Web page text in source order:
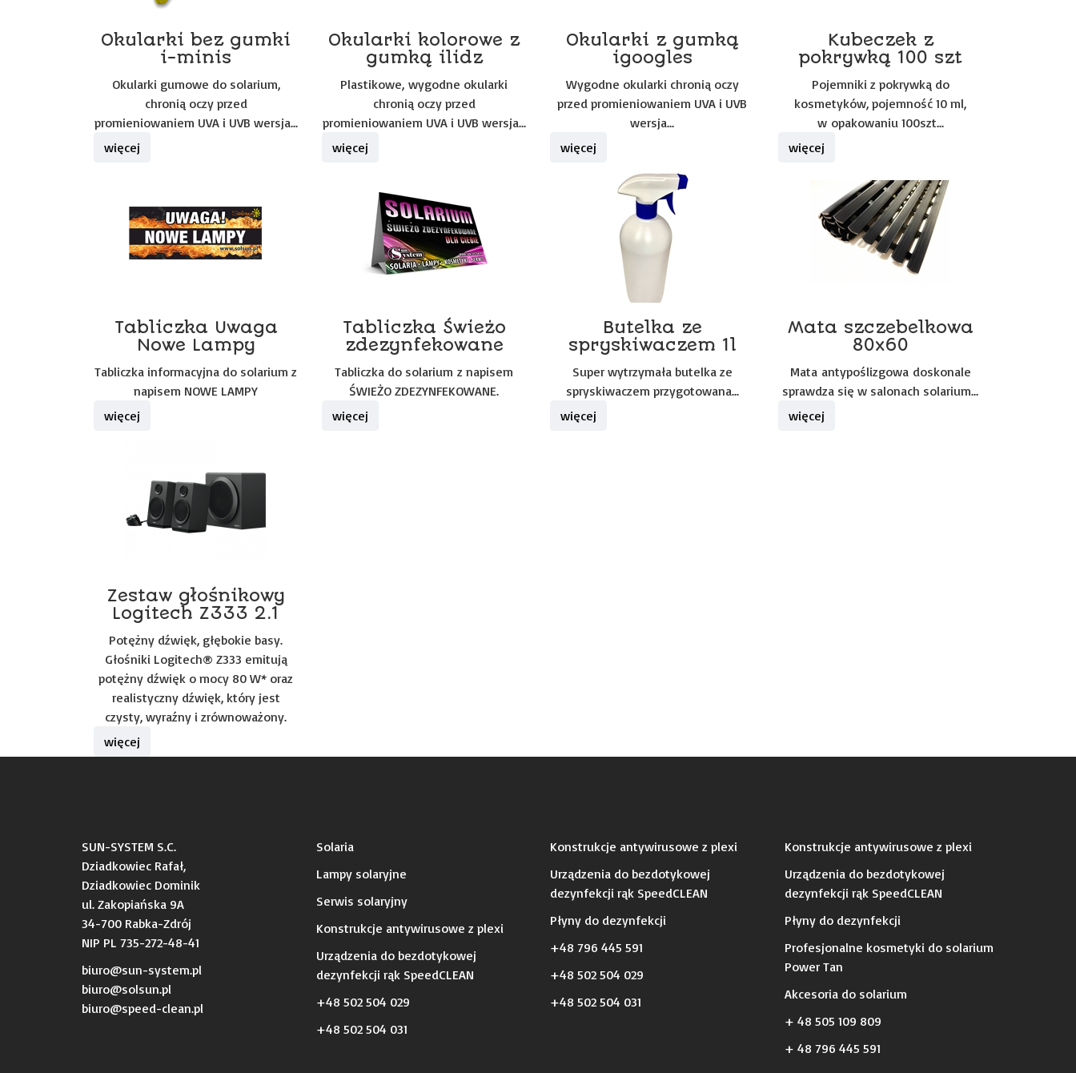
Okularki bez gumki
i-minis
Okularki gumowe do solarium,
chronią oczy przed
promieniowaniem UVA i UVB wersja...
więcej
Okularki kolorowe z
gumką ilidz
Plastikowe, wygodne okularki
chronią oczy przed
promieniowaniem UVA i UVB wersja...
więcej
Okularki z gumką
igoogles
Wygodne okularki chronią oczy
przed promieniowaniem UVA i UVB
wersja...
więcej
Kubeczek z
pokrywką 100 szt
Pojemniki z pokrywką do
kosmetyków, pojemność 10 ml,
w opakowaniu 100szt...
więcej
Tabliczka Uwaga
Nowe Lampy
Tabliczka informacyjna do solarium z
napisem NOWE LAMPY
więcej
Tabliczka Świeżo
zdezynfekowane
Tabliczka do solarium z napisem
ŚWIEŻO ZDEZYNFEKOWANE.
więcej
Butelka ze
spryskiwaczem 1l
Super wytrzymała butelka ze
spryskiwaczem przygotowana...
więcej
Mata szczebelkowa
80x60
Mata antypoślizgowa doskonale
sprawdza się w salonach solarium...
więcej
Zestaw głośnikowy
Logitech Z333 2.1
Potężny dźwięk, głębokie basy.
Głośniki Logitech® Z333 emitują
potężny dźwięk o mocy 80 W* oraz
realistyczny dźwięk, który jest
czysty, wyraźny i zrównoważony.
więcej
SUN-SYSTEM S.C.
Dziadkowiec Rafał,
Dziadkowiec Dominik
ul. Zakopiańska 9A
34-700 Rabka-Zdrój
NIP PL 735-272-48-41
biuro@sun-system.pl
biuro@solsun.pl
biuro@speed-clean.pl
Solaria
Lampy solaryjne
Serwis solaryjny
Konstrukcje antywirusowe z plexi
Urządzenia do bezdotykowej
dezynfekcji rąk SpeedCLEAN
+48 502 504 029
+48 502 504 031
Konstrukcje antywirusowe z plexi
Urządzenia do bezdotykowej
dezynfekcji rąk SpeedCLEAN
Płyny do dezynfekcji
+48 796 445 591
+48 502 504 029
+48 502 504 031
Konstrukcje antywirusowe z plexi
Urządzenia do bezdotykowej
dezynfekcji rąk SpeedCLEAN
Płyny do dezynfekcji
Profesjonalne kosmetyki do solarium
Power Tan
Akcesoria do solarium
+ 48 505 109 809
+ 48 796 445 591